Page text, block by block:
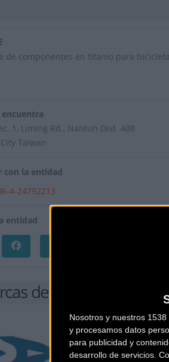
Nosotros y nuestros 1538
y procesamos datos
para publicidad y
desarrollo de servicios.
de componentes en titanio para
encuentra
1, Liming Rd., Nantun Dist 408
Taiwan
con la entidad
4-24792213
entidad
de Componentes